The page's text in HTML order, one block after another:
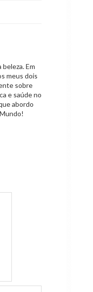
Em
meus dois
sobre
e saúde no
abordo